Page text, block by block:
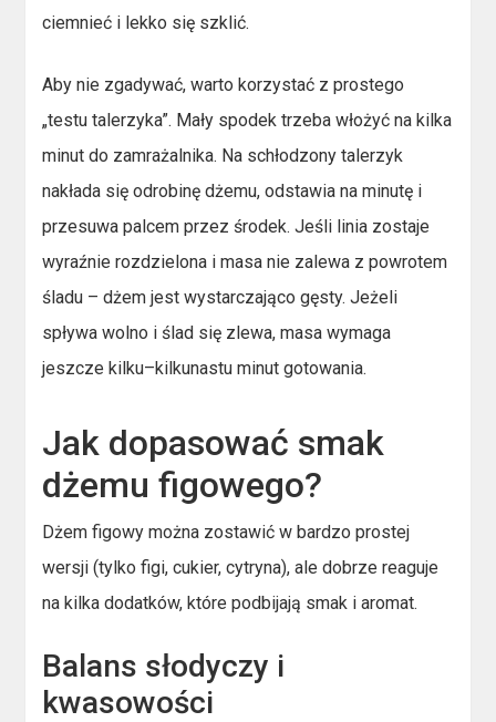
ciemnieć i lekko się szklić.
Aby nie zgadywać, warto korzystać z prostego
„testu talerzyka”. Mały spodek trzeba włożyć na kilka
minut do zamrażalnika. Na schłodzony talerzyk
nakłada się odrobinę dżemu, odstawia na minutę i
przesuwa palcem przez środek. Jeśli linia zostaje
wyraźnie rozdzielona i masa nie zalewa z powrotem
śladu – dżem jest wystarczająco gęsty. Jeżeli
spływa wolno i ślad się zlewa, masa wymaga
jeszcze kilku–kilkunastu minut gotowania.
Jak dopasować smak
dżemu figowego?
Dżem figowy można zostawić w bardzo prostej
wersji (tylko figi, cukier, cytryna), ale dobrze reaguje
na kilka dodatków, które podbijają smak i aromat.
Balans słodyczy i
kwasowości